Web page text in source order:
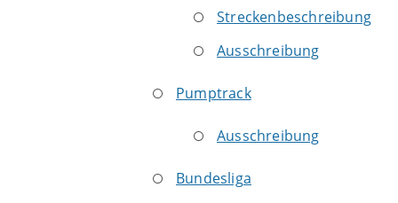
Streckenbeschreibung
Ausschreibung
Pumptrack
Ausschreibung
Bundesliga